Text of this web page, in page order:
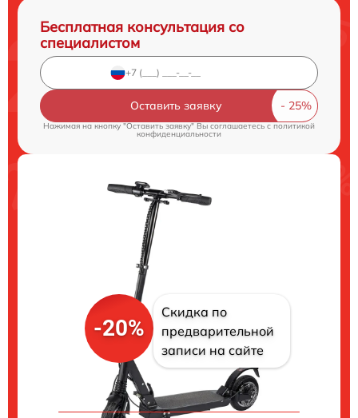
Бесплатная консультация со
специалистом
Оставить заявку
Нажимая на кнопку "Оставить заявку" Вы соглашаетесь cполитикой
конфиденциальности
-20%
Скидка по
предварительной
записи на сайте